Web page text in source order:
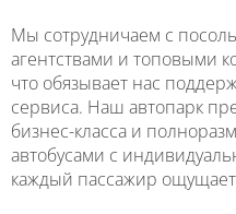
Мы сотрудничаем с
агентствами и топовыми
что обязывает нас
сервиса. Наш автопарк
бизнес-класса и
автобусами с
каждый пассажир